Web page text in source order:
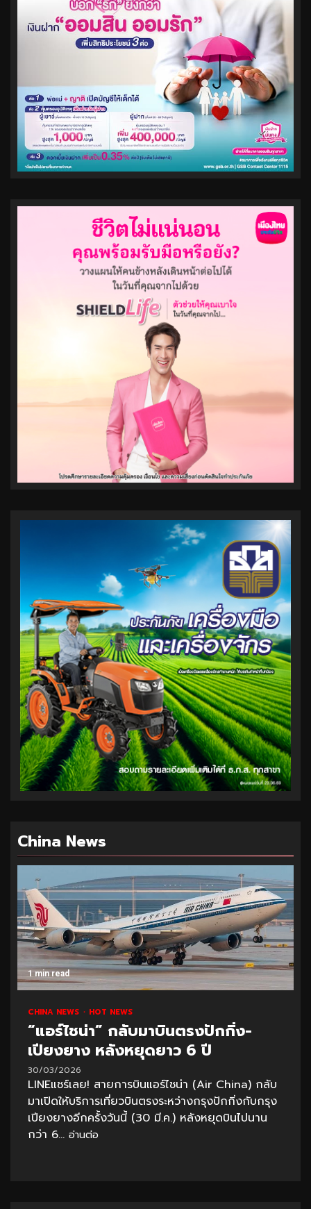
China News
1 min read
CHINA NEWS HOT NEWS
“แอร์ไชน่า” กลับมาบินตรงปักกิ่ง-
เปียงยาง หลังหยุดยาว 6 ปี
30/03/2026
LINEแชร์เลย! สายการบินแอร์ไชน่า (Air China) กลับ
มาเปิดให้บริการเที่ยวบินตรงระหว่างกรุงปักกิ่งกับกรุง
เปียงยางอีกครั้งวันนี้ (30 มี.ค.) หลังหยุดบินไปนาน
กว่า 6... อ่านต่อ